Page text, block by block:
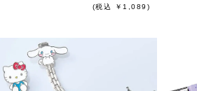
(税込 ￥1,089)